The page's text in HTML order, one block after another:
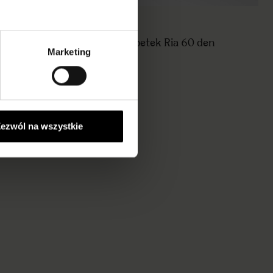
Marketing
na wszystkie
Zestaw 4 skarpetek Ria 60 den
3+1 GRATIS
35,70 pln
black